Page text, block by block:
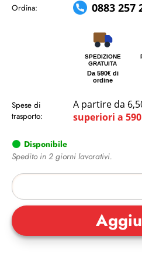
Ordina: 0883 257
SPEDIZIONE
GRATUITA
Da 590€ di
ordine
Spese di
trasporto:
A partire da
superiori a
Disponibile
Spedito in 2 giorni lavorativi.